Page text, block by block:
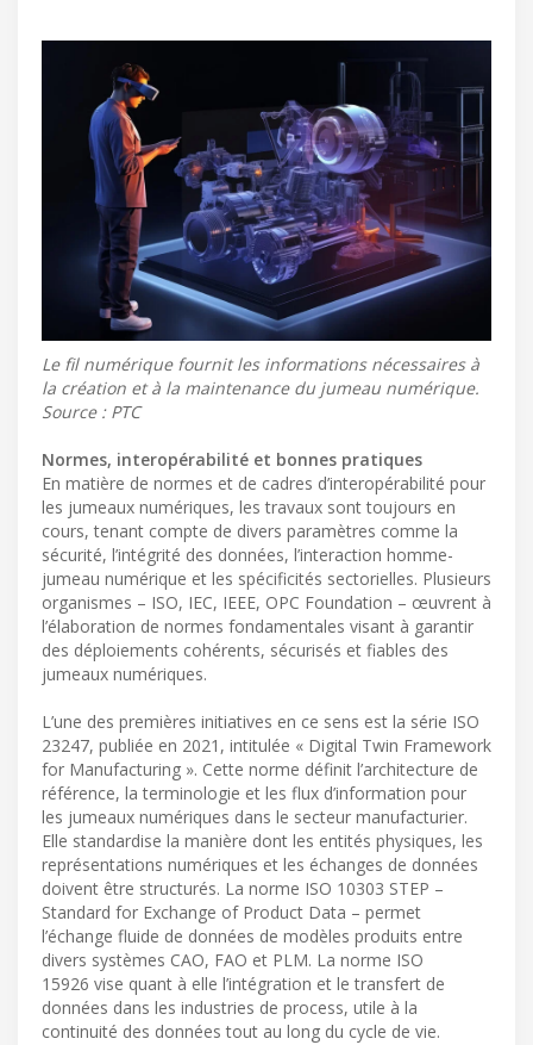
Le fil numérique fournit les informations nécessaires à
la création et à la maintenance du jumeau numérique.
Source : PTC
Normes, interopérabilité et bonnes pratiques
En matière de normes et de cadres d’interopérabilité pour
les jumeaux numériques, les travaux sont toujours en
cours, tenant compte de divers paramètres comme la
sécurité, l’intégrité des données, l’interaction homme-
jumeau numérique et les spécificités sectorielles. Plusieurs
organismes – ISO, IEC, IEEE, OPC Foundation – œuvrent à
l’élaboration de normes fondamentales visant à garantir
des déploiements cohérents, sécurisés et fiables des
jumeaux numériques.
L’une des premières initiatives en ce sens est la série ISO
23247, publiée en 2021, intitulée « Digital Twin Framework
for Manufacturing ». Cette norme définit l’architecture de
référence, la terminologie et les flux d’information pour
les jumeaux numériques dans le secteur manufacturier.
Elle standardise la manière dont les entités physiques, les
représentations numériques et les échanges de données
doivent être structurés. La norme ISO 10303 STEP –
Standard for Exchange of Product Data – permet
l’échange fluide de données de modèles produits entre
divers systèmes CAO, FAO et PLM. La norme ISO
15926 vise quant à elle l’intégration et le transfert de
données dans les industries de process, utile à la
continuité des données tout au long du cycle de vie.